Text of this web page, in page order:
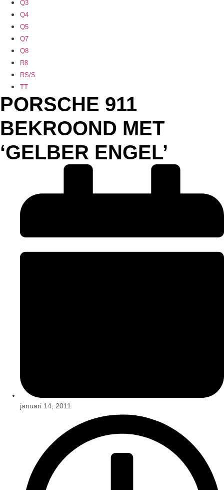
Q3
Q4
Q5
Q7
Q8
R8
RS/S
TT
PORSCHE 911
BEKROOND MET
‘GELBER ENGEL’
januari 14, 2011